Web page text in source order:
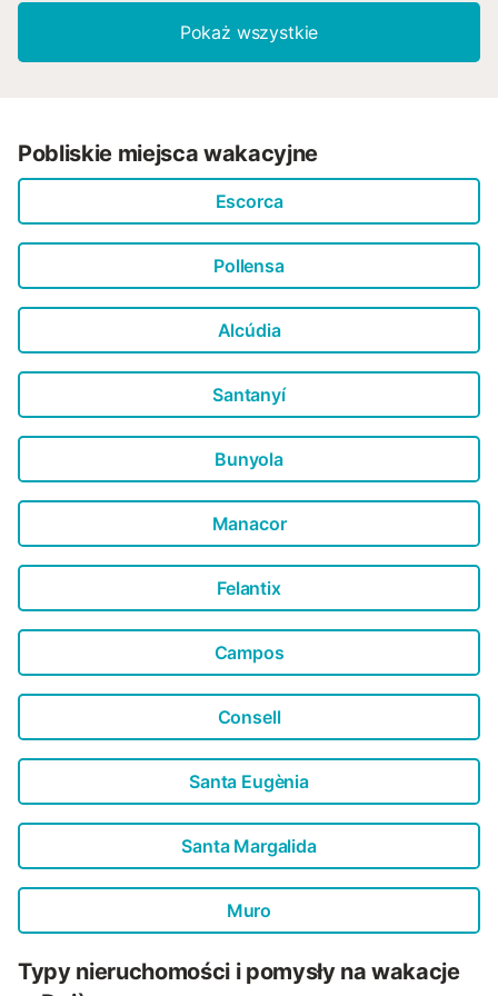
Pokaż wszystkie
Pobliskie miejsca wakacyjne
Escorca
Pollensa
Alcúdia
Santanyí
Bunyola
Manacor
Felantix
Campos
Consell
Santa Eugènia
Santa Margalida
Muro
Typy nieruchomości i pomysły na wakacje